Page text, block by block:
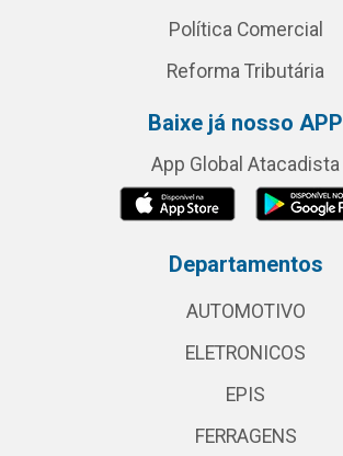
Política Comercial
Reforma Tributária
Baixe já nosso APP
App Global Atacadista
Departamentos
AUTOMOTIVO
ELETRONICOS
EPIS
FERRAGENS